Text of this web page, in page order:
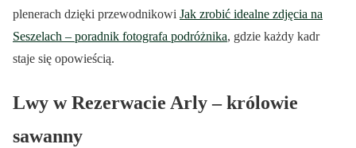
plenerach dzięki przewodnikowi Jak zrobić idealne zdjęcia na
Seszelach – poradnik fotografa podróżnika, gdzie każdy kadr
staje się opowieścią.
Lwy w Rezerwacie Arly – królowie
sawanny